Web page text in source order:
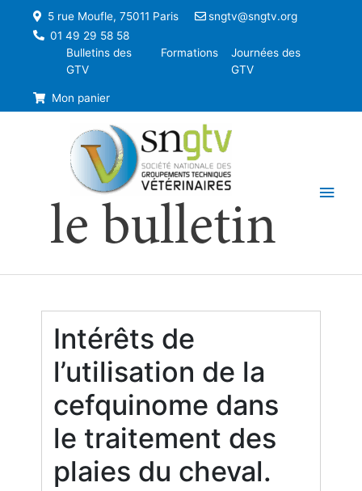
5 rue Moufle, 75011 Paris
sngtv@sngtv.org
01 49 29 58 58
Bulletins des
GTV
Formations
Journées des
GTV
Mon panier
le bulletin
Intérêts de
l’utilisation de la
cefquinome dans
le traitement des
plaies du cheval.